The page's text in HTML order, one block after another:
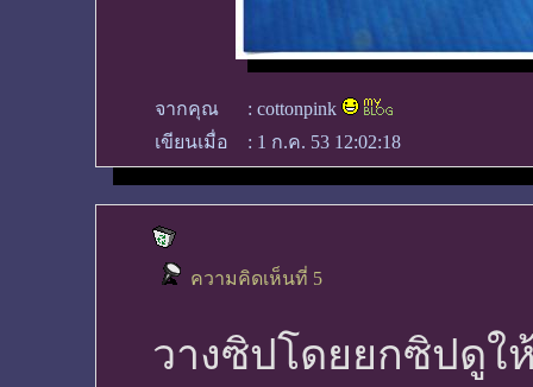
จากคุณ : cottonpink
เขียนเมื่อ
: 1 ก.ค. 53 12:02:18
ความคิดเห็นที่ 5
วางซิปโดยยกซิปดูใ